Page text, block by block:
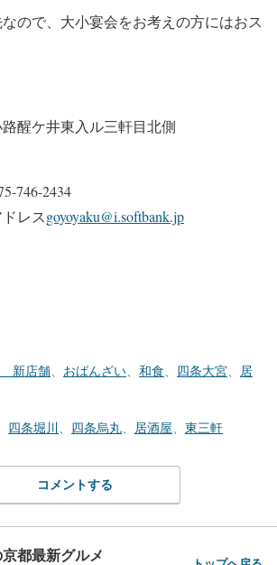
ので、大小宴会をお考えの方にはおス
醒ケ井東入ル三軒目北側
746-2434
レスgoyoyaku@i.softbank.jp
新店舗 おばんざい 和食 四条大宮
居
四条堀川 四条烏丸 居酒屋 東三軒
コメントする
都最新グルメ